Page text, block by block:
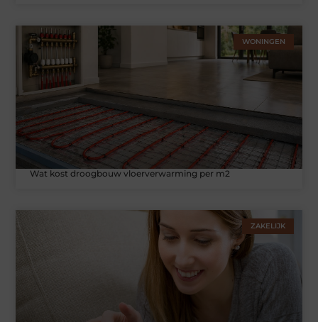
WONINGEN
Wat kost droogbouw vloerverwarming per m2
ZAKELIJK